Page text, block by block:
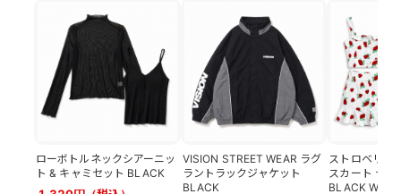
ローボトルネックシアーニッ
ト & キャミセット BLACK
VISION STREET WEAR ラグ
ラントラックジャケット
BLACK
ストロベリー
スカート セッ
BLACK